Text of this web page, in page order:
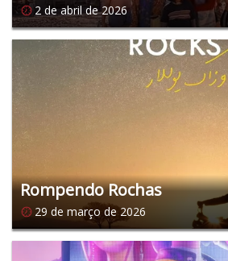
2 de abril de 2026
Rompendo Rochas
29 de março de 2026